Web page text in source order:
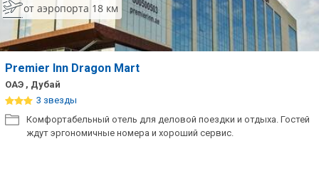
от аэропорта 18 км
Premier Inn Dragon Mart
ОАЭ , Дубай
3 звезды
Комфортабельный отель для деловой поездки и отдыха. Гостей
ждут эргономичные номера и хороший сервис.